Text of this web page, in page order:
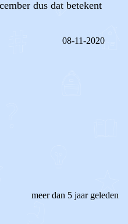
dus dat betekent
08-11-2020
meer dan 5 jaar geleden